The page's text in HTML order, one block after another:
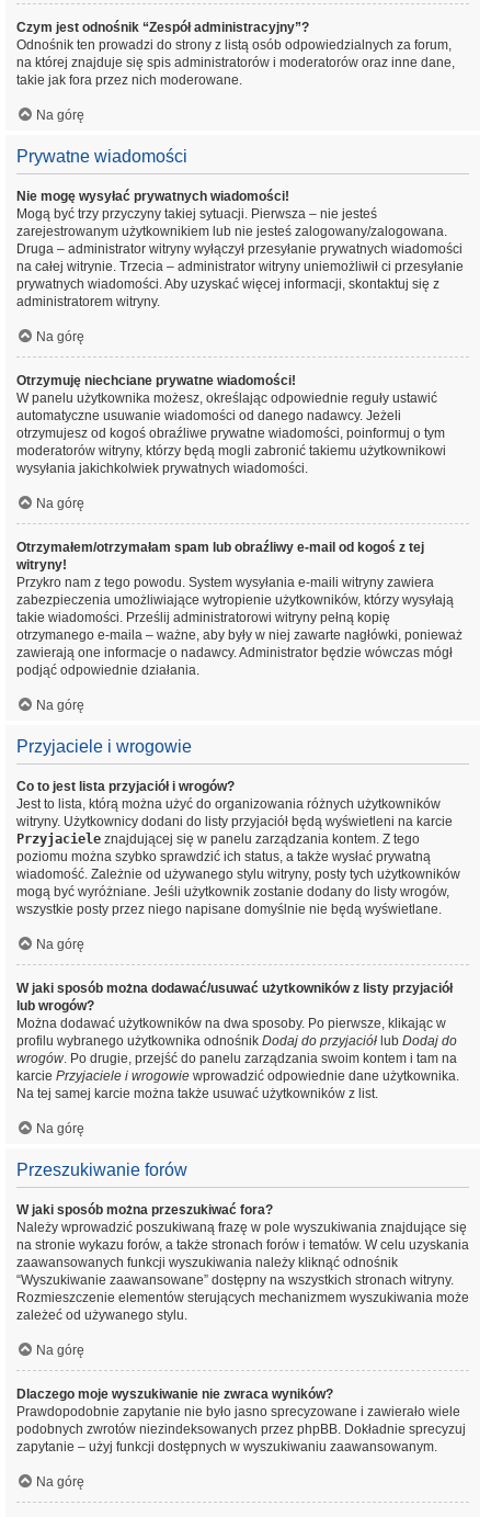
Czym jest odnośnik “Zespół administracyjny”?
Odnośnik ten prowadzi do strony z listą osób odpowiedzialnych za forum,
na której znajduje się spis administratorów i moderatorów oraz inne dane,
takie jak fora przez nich moderowane.
Na górę
Prywatne wiadomości
Nie mogę wysyłać prywatnych wiadomości!
Mogą być trzy przyczyny takiej sytuacji. Pierwsza – nie jesteś
zarejestrowanym użytkownikiem lub nie jesteś zalogowany/zalogowana.
Druga – administrator witryny wyłączył przesyłanie prywatnych wiadomości
na całej witrynie. Trzecia – administrator witryny uniemożliwił ci przesyłanie
prywatnych wiadomości. Aby uzyskać więcej informacji, skontaktuj się z
administratorem witryny.
Na górę
Otrzymuję niechciane prywatne wiadomości!
W panelu użytkownika możesz, określając odpowiednie reguły ustawić
automatyczne usuwanie wiadomości od danego nadawcy. Jeżeli
otrzymujesz od kogoś obraźliwe prywatne wiadomości, poinformuj o tym
moderatorów witryny, którzy będą mogli zabronić takiemu użytkownikowi
wysyłania jakichkolwiek prywatnych wiadomości.
Na górę
Otrzymałem/otrzymałam spam lub obraźliwy e-mail od kogoś z tej
witryny!
Przykro nam z tego powodu. System wysyłania e-maili witryny zawiera
zabezpieczenia umożliwiające wytropienie użytkowników, którzy wysyłają
takie wiadomości. Prześlij administratorowi witryny pełną kopię
otrzymanego e-maila – ważne, aby były w niej zawarte nagłówki, ponieważ
zawierają one informacje o nadawcy. Administrator będzie wówczas mógł
podjąć odpowiednie działania.
Na górę
Przyjaciele i wrogowie
Co to jest lista przyjaciół i wrogów?
Jest to lista, którą można użyć do organizowania różnych użytkowników
witryny. Użytkownicy dodani do listy przyjaciół będą wyświetleni na karcie
Przyjaciele znajdującej się w panelu zarządzania kontem. Z tego
poziomu można szybko sprawdzić ich status, a także wysłać prywatną
wiadomość. Zależnie od używanego stylu witryny, posty tych użytkowników
mogą być wyróżniane. Jeśli użytkownik zostanie dodany do listy wrogów,
wszystkie posty przez niego napisane domyślnie nie będą wyświetlane.
Na górę
W jaki sposób można dodawać/usuwać użytkowników z listy przyjaciół
lub wrogów?
Można dodawać użytkowników na dwa sposoby. Po pierwsze, klikając w
profilu wybranego użytkownika odnośnik Dodaj do przyjaciół lub Dodaj do
wrogów. Po drugie, przejść do panelu zarządzania swoim kontem i tam na
karcie Przyjaciele i wrogowie wprowadzić odpowiednie dane użytkownika.
Na tej samej karcie można także usuwać użytkowników z list.
Na górę
Przeszukiwanie forów
W jaki sposób można przeszukiwać fora?
Należy wprowadzić poszukiwaną frazę w pole wyszukiwania znajdujące się
na stronie wykazu forów, a także stronach forów i tematów. W celu uzyskania
zaawansowanych funkcji wyszukiwania należy kliknąć odnośnik
“Wyszukiwanie zaawansowane” dostępny na wszystkich stronach witryny.
Rozmieszczenie elementów sterujących mechanizmem wyszukiwania może
zależeć od używanego stylu.
Na górę
Dlaczego moje wyszukiwanie nie zwraca wyników?
Prawdopodobnie zapytanie nie było jasno sprecyzowane i zawierało wiele
podobnych zwrotów niezindeksowanych przez phpBB. Dokładnie sprecyzuj
zapytanie – użyj funkcji dostępnych w wyszukiwaniu zaawansowanym.
Na górę